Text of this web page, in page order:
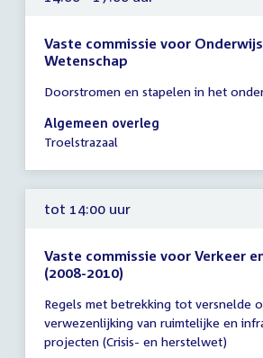
Vaste commissie voor
Wetenschap
vergadering
14:00
-
uur
Doorstromen en stapelen in het
Algemeen overleg
Troelstrazaal
tot 14:00 uur
Vaste commissie voor Verkeer
(2008-2010)
vergadering
tot
14:00
Regels met betrekking tot versnelde
verwezenlijking van ruimtelijke en
projecten (Crisis- en herstelwet)